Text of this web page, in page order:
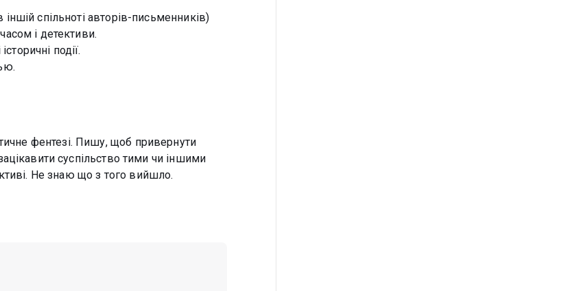
спільноті авторів-письменників)
і детективи.
події.
фентезі. Пишу, щоб привернути
суспільство тими чи іншими
Не знаю що з того вийшло.